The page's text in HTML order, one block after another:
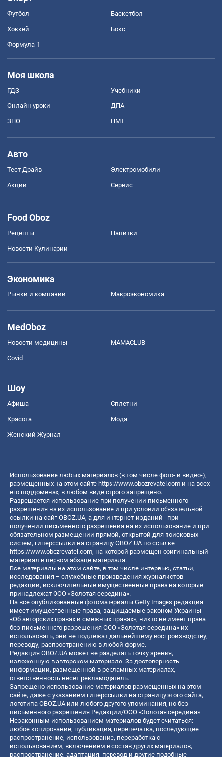
Футбол Баскетбол
Хоккей Бокс
Формула-1
Моя школа
ГДЗ Учебники
Онлайн уроки ДПА
ЗНО НМТ
Авто
Тест Драйв Электромобили
Акции Сервис
Food Oboz
Рецепты Напитки
Новости Кулинарии
Экономика
Рынки и компании Mакроэкономика
MedOboz
Новости медицины MAMACLUB
Covid
Шоу
Афиша Сплетни
Красота Мода
Женский Журнал
Использование любых материалов (в том числе фото- и видео-),
размещенных на этом сайте https://www.obozrevatel.com и на всех
его поддоменах, в любом виде строго запрещено.
Разрешается использование при получении письменного
разрешения на их использование и при условии обязательной
ссылки на сайт OBOZ.UA, а для интернет-изданий - при
получении письменного разрешения на их использование и при
обязательном размещении прямой, открытой для поисковых
систем, гиперссылки на страницу OBOZ.UA по ссылке
https://www.obozrevatel.com, на которой размещен оригинальный
материал в первом абзаце материала.
Все материалы на этом сайте, в том числе интервью, статьи,
исследования – служебные произведения журналистов
редакции, исключительные имущественные права на которые
принадлежат ООО «Золотая середина».
На все опубликованные фотоматериалы Getty Images редакция
имеет имущественные права, защищаемые законом Украины
«Об авторских правах и смежных правах», никто не имеет права
без письменного разрешения ООО «Золотая середина» их
использовать, они не подлежат дальнейшему воспроизводству,
переводу, распространению в любой форме.
Редакция OBOZ.UA может не разделять точку зрения,
изложенную в авторском материале. За достоверность
информации, размещенной в рекламных материалах,
ответственность несет рекламодатель.
Запрещено использование материалов размещенных на этом
сайте, даже с указанием гиперссылки на страницу этого сайта,
логотипа OBOZ.UA или любого другого упоминания, но без
письменного разрешения Редакции/ООО «Золотая середина»
Незаконным использованием материалов будет считаться:
любое копирование, публикация, перепечатка, последующее
распространение, использование, переработка с
использованием, включением в состав других материалов,
распространение, адаптация, перевод и другие подобные